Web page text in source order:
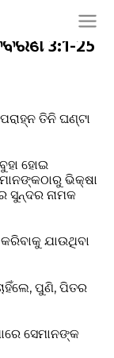
3:1-25
ତିନି ଘଣ୍ଟା
ହୋଇ
ଭିକ୍ଷା
ସୁନ୍ଦର ନାମକ
ଯାଉଥିବା
ପୁଣି, ପିତର
ସେମାନଙ୍କ